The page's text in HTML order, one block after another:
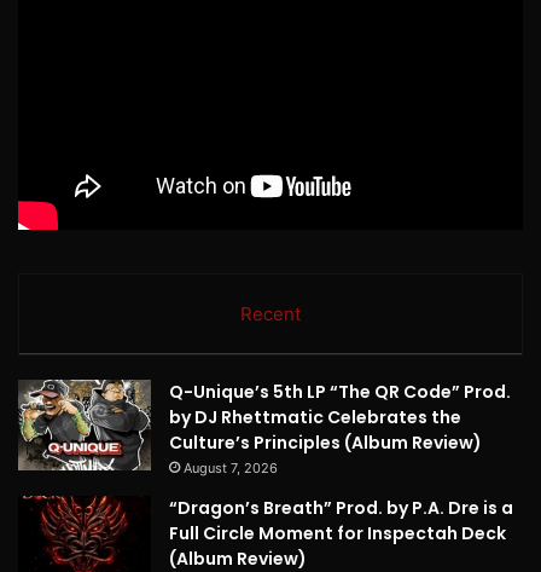
Recent
Q-Unique’s 5th LP “The QR Code” Prod.
by DJ Rhettmatic Celebrates the
Culture’s Principles (Album Review)
August 7, 2026
“Dragon’s Breath” Prod. by P.A. Dre is a
Full Circle Moment for Inspectah Deck
(Album Review)